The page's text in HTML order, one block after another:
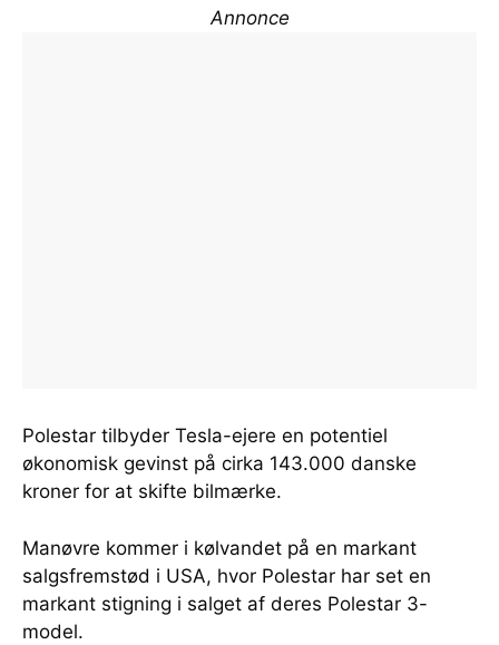
Annonce
Polestar tilbyder Tesla-ejere en potentiel
økonomisk gevinst på cirka 143.000 danske
kroner for at skifte bilmærke.
Manøvre kommer i kølvandet på en markant
salgsfremstød i USA, hvor Polestar har set en
markant stigning i salget af deres Polestar 3-
model.